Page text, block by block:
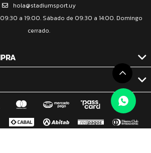
hola@stadiumsport.uy
a 19:00. Sábado de 09:30 a 14:00. Domingo
cerrado.